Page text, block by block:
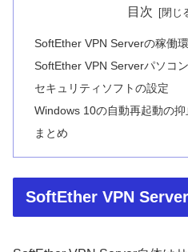
目次
SoftEther VPN Serverの稼働
SoftEther VPN Serverパソコ
セキュリティソフトの設定
Windows 10の自動再起動の抑
まとめ
SoftEther VPN